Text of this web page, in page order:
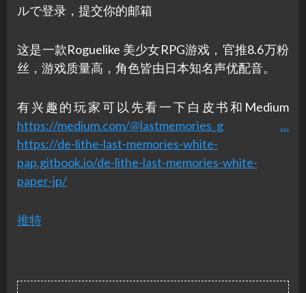
ルで登录，提交你的邮箱
这是一款Roguelike 美少女RPG游戏，官推8.6万粉
丝，游戏质量高，角色皆由日本知名声优配音。
有兴趣的玩家可以先看一下白皮书和Medium
https://medium.com/@lastmemories_g
…
https://de-lithe-last-memories-white-
pap.gitbook.io/de-lithe-last-memories-white-
paper-jp/
推特